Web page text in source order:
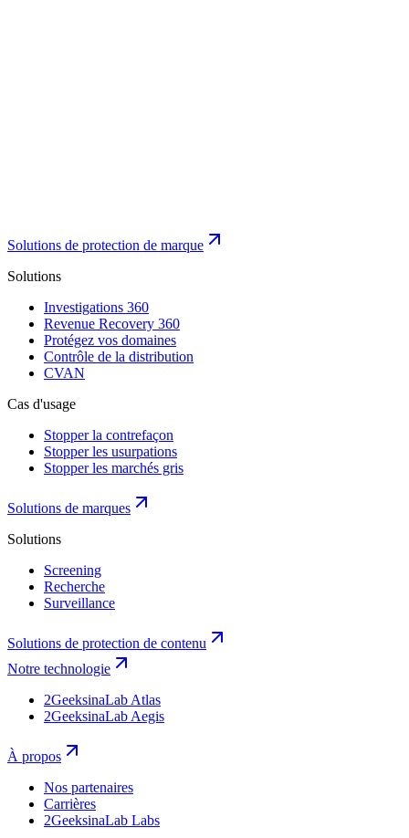
Solutions de protection de marque
Solutions
Investigations 360
Revenue Recovery 360
Protégez vos domaines
Contrôle de la distribution
CVAN
Cas d'usage
Stopper la contrefaçon
Stopper les usurpations
Stopper les marchés gris
Solutions de marques
Solutions
Screening
Recherche
Surveillance
Solutions de protection de contenu
Notre technologie
2GeeksinaLab Atlas
2GeeksinaLab Aegis
À propos
Nos partenaires
Carrières
2GeeksinaLab Labs